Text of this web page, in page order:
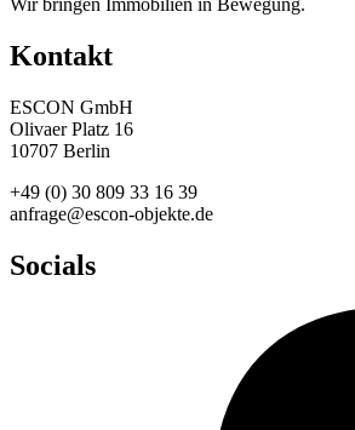
Wir bringen Immobilien in Bewegung.
Kontakt
ESCON GmbH
Olivaer Platz 16
10707 Berlin
+49 (0) 30 809 33 16 39
anfrage@escon-objekte.de
Socials